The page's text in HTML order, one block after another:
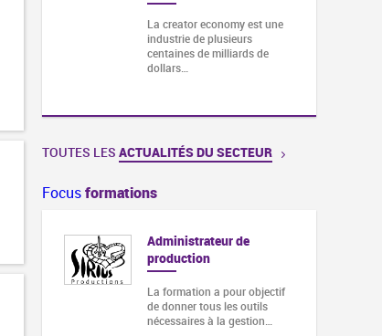
La creator economy est une
industrie de plusieurs
centaines de milliards de
dollars…
TOUTES LES ACTUALITÉS DU SECTEUR
Focusformations
Administrateur de
production
La formation a pour objectif
de donner tous les outils
nécessaires à la gestion…